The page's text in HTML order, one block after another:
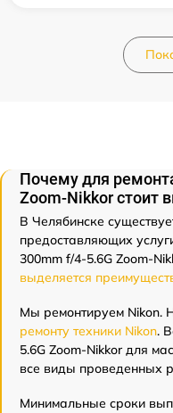
Почему для
Zoom-Nikkor стоит
В Челябинске
предоставляющих
300mm f/4-5.6G Zoom-
выделяется
Мы ремонтируем Nikon.
ремонту техники Nikon.
5.6G Zoom-Nikkor для
все виды проведенных
Минимальные сроки